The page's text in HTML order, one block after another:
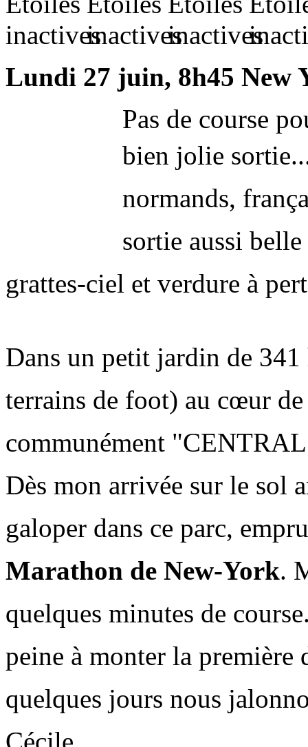
Lundi 27 juin, 8h45 New
Pas de course
bien jolie
normands,
sortie aussi
grattes-ciel et verdure à
Dans un petit jardin de
terrains de foot) au cœur
communément
Dès mon arrivée sur le sol
galoper dans ce parc,
Marathon de New-York.
quelques minutes de
peine à monter la
quelques jours nous